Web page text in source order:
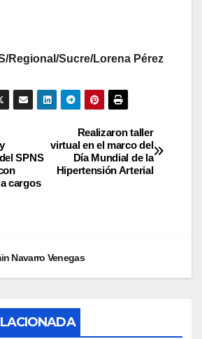
Regional/Sucre/Lorena Pérez
Realizaron taller
virtual en el marco del
Día Mundial de la
Hipertensión Arterial
SPNS
cargos
Navarro Venegas